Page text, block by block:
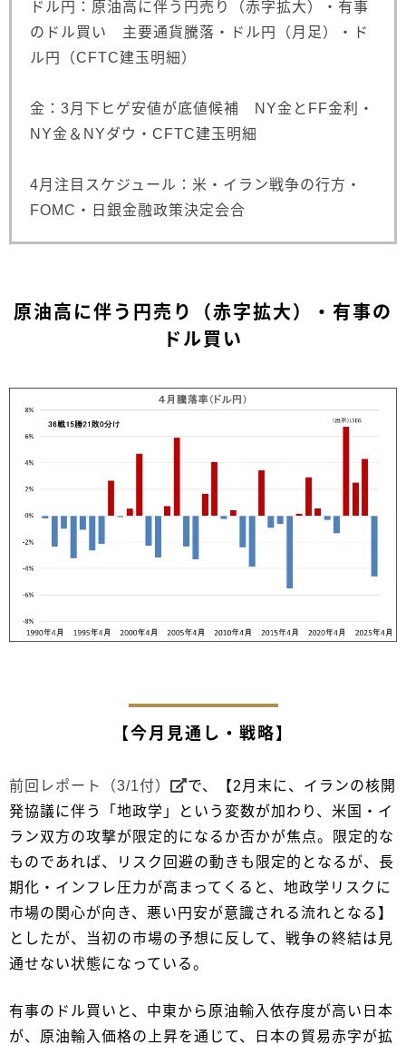
ドル円：原油高に伴う円売り（赤字拡大）・有事
のドル買い 主要通貨騰落・ドル円（月足）・ド
ル円（CFTC建玉明細）
金：3月下ヒゲ安値が底値候補 NY金とFF金利・
NY金＆NYダウ・CFTC建玉明細
4月注目スケジュール：米・イラン戦争の行方・
FOMC・日銀金融政策決定会合
原油高に伴う円売り（赤字拡大）・有事の
ドル買い
【今月見通し・戦略】
前回レポート（3/1付）
で、【2月末に、イランの核開
発協議に伴う「地政学」という変数が加わり、米国・イ
ラン双方の攻撃が限定的になるか否かが焦点。限定的な
ものであれば、リスク回避の動きも限定的となるが、長
期化・インフレ圧力が高まってくると、地政学リスクに
市場の関心が向き、悪い円安が意識される流れとなる】
としたが、当初の市場の予想に反して、戦争の終結は見
通せない状態になっている。
有事のドル買いと、中東から原油輸入依存度が高い日本
が、原油輸入価格の上昇を通じて、日本の貿易赤字が拡